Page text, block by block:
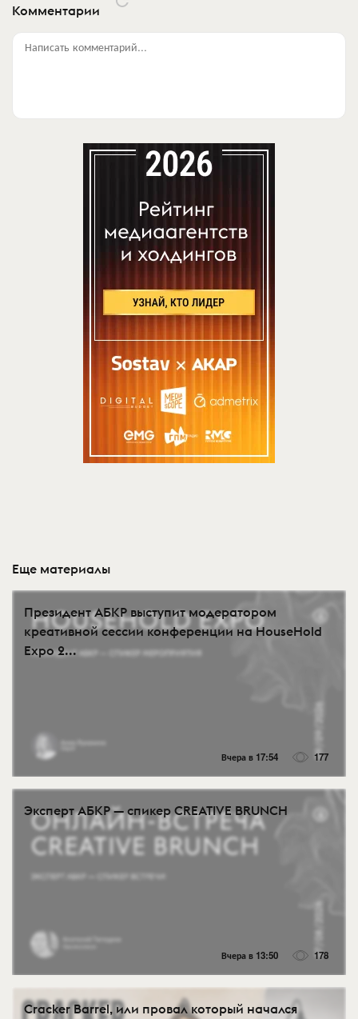
Комментарии
Написать комментарий...
Еще материалы
Президент АБКР выступит модератором
креативной сессии конференции на HouseHold
Expo 2...
Вчера в 17:54 177
Эксперт АБКР — спикер CREATIVE BRUNCH
Вчера в 13:50 178
Cracker Barrel, или провал который начался